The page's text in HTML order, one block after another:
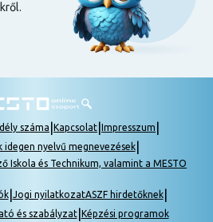
száma Kapcsolat Impresszum
idegen nyelvű megnevezések|
Iskola és Technikum, valamint a MESTO
| Jogi nyilatkozatASZF hirdetőknek|
és szabályzat| Képzési programok